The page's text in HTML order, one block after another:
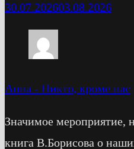
30.07.202603.08.2026
Анна - Никто, кроме нас
Значимое мероприятие,
книга В.Борисова о